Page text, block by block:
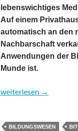
lebenswichtiges
Auf einem
automatisch an den
Nachbarschaft
Anwendungen der
Munde ist.
Blockchain –
weiterlesen →
BILDUNGSWESEN